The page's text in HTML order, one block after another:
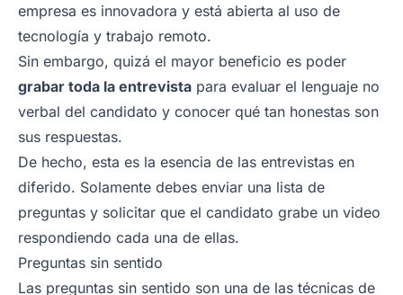
empresa es innovadora y está abierta al uso de
tecnología y trabajo remoto.
Sin embargo, quizá el mayor beneficio es poder
grabar toda la entrevista para evaluar el lenguaje no
verbal del candidato y conocer qué tan honestas son
sus respuestas.
De hecho, esta es la esencia de las entrevistas en
diferido. Solamente debes enviar una lista de
preguntas y solicitar que el candidato grabe un video
respondiendo cada una de ellas.
Preguntas sin sentido
Las preguntas sin sentido son una de las técnicas de